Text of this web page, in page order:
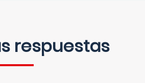
respuestas